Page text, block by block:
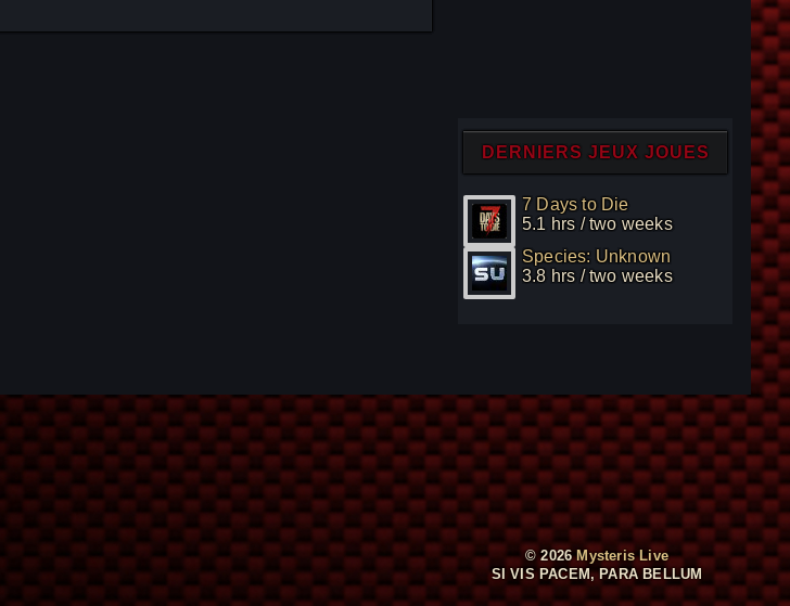
DERNIERS JEUX JOUES
7 Days to Die
5.1 hrs / two weeks
Species: Unknown
3.8 hrs / two weeks
© 2026Mysteris Live
SI VIS PACEM, PARA BELLUM